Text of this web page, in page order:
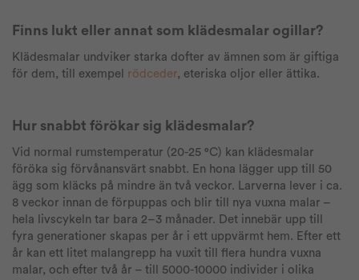
Finns lukt eller annat som klädesmalar ogillar?
Klädesmalar undviker starka dofter av ämnen som är giftiga
för dem, till exempel rödceder, eteriska oljor eller ättika.
Hur snabbt förökar sig klädesmalar?
Vid normal rumstemperatur (20-25 °C) kan klädesmalar
föröka sig förvånansvärt snabbt. En hona lägger upp till 50
ägg som kläcks på mindre än två veckor. Larverna lever i ca.
8 veckor innan de förpuppas och blir till nya vuxna malar –
hela livscykeln tar bara 2–3 månader. Det innebär upp till
fyra generationer skapas per år i ett uppvärmt hem. Efter ett
år kan ett litet malangrepp ha vuxit till flera hundra vuxna
malar, och efter två år – till 5000-10000 individer i olika